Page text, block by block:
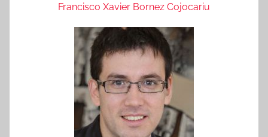
Francisco Xavier Bornez Cojocariu